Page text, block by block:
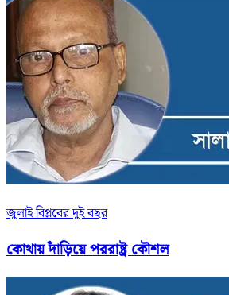
জুলাই বিপ্লবের দুই বছর
কোথায় দাঁড়িয়ে পররাষ্ট্র কৌশল